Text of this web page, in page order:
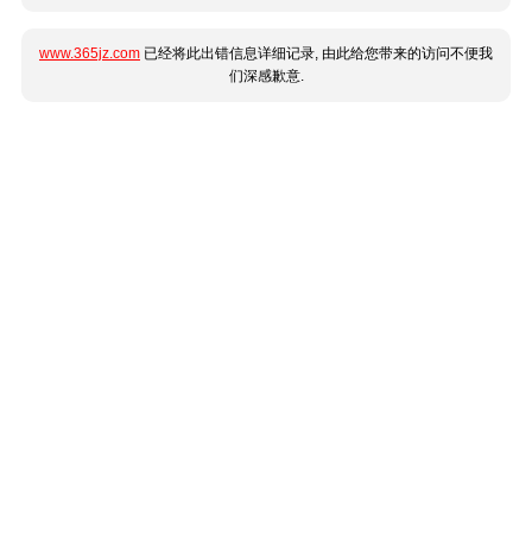
www.365jz.com 已经将此出错信息详细记录, 由此给您带来的访问不便我
们深感歉意.